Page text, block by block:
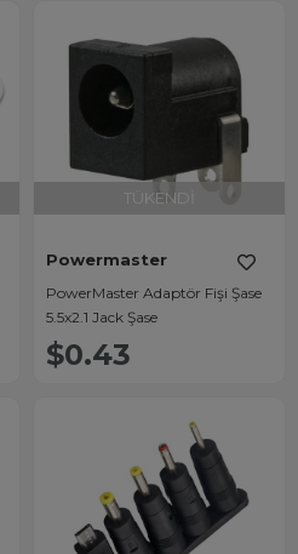
TÜKENDI
Powermaster
PowerMaster Adaptör Fişi Şase
5.5x2.1 Jack Şase
$0.43